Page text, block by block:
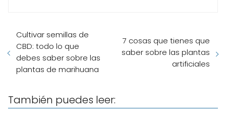
Cultivar semillas de
CBD: todo lo que
debes saber sobre las
plantas de marihuana
7 cosas que tienes que
saber sobre las plantas
artificiales
También puedes leer: